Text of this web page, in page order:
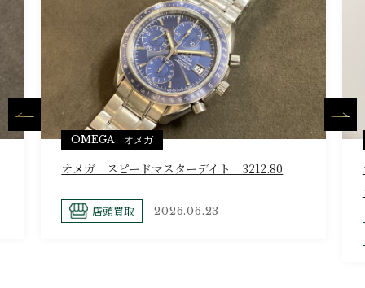
OMEGA オメガ
オメガ スピードマスターデイト 3212.80
店頭買取 2026.06.23